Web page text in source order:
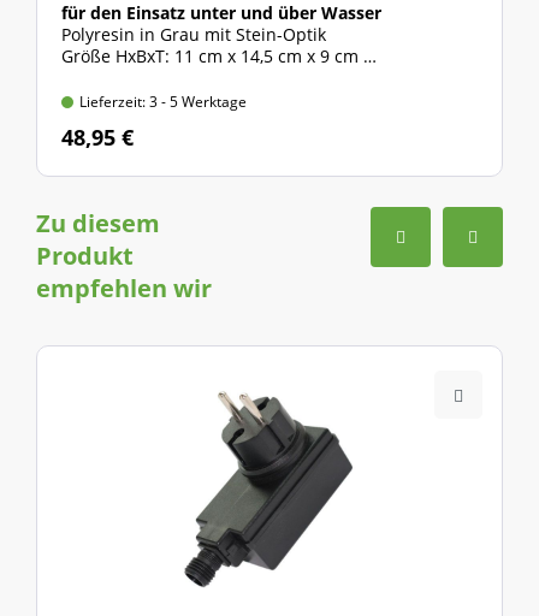
für den Einsatz unter und über Wasser
Polyresin in Grau mit Stein-Optik
Größe HxBxT: 11 cm x 14,5 cm x 9 cm
Lieferzeit: 3 - 5 Werktage
48,95 €
Zu diesem
Produkt
empfehlen wir